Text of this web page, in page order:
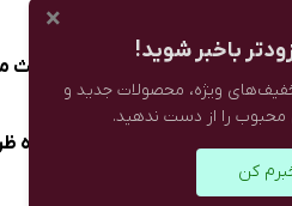
طراحی آزاد و اورسایز اون
آخر هفته عالی باشه. طرح
×
باخبر شوید!
ویژه، محصولات جدید و
محبوب را از دست ندهید.
کن